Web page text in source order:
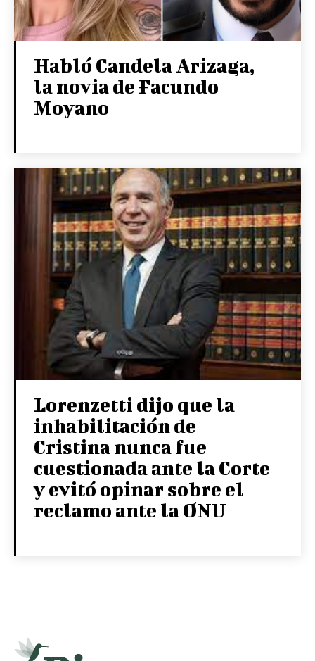
Habló Candela Arizaga,
la novia de Facundo
Moyano
Lorenzetti dijo que la
inhabilitación de
Cristina nunca fue
cuestionada ante la Corte
y evitó opinar sobre el
reclamo ante la ONU